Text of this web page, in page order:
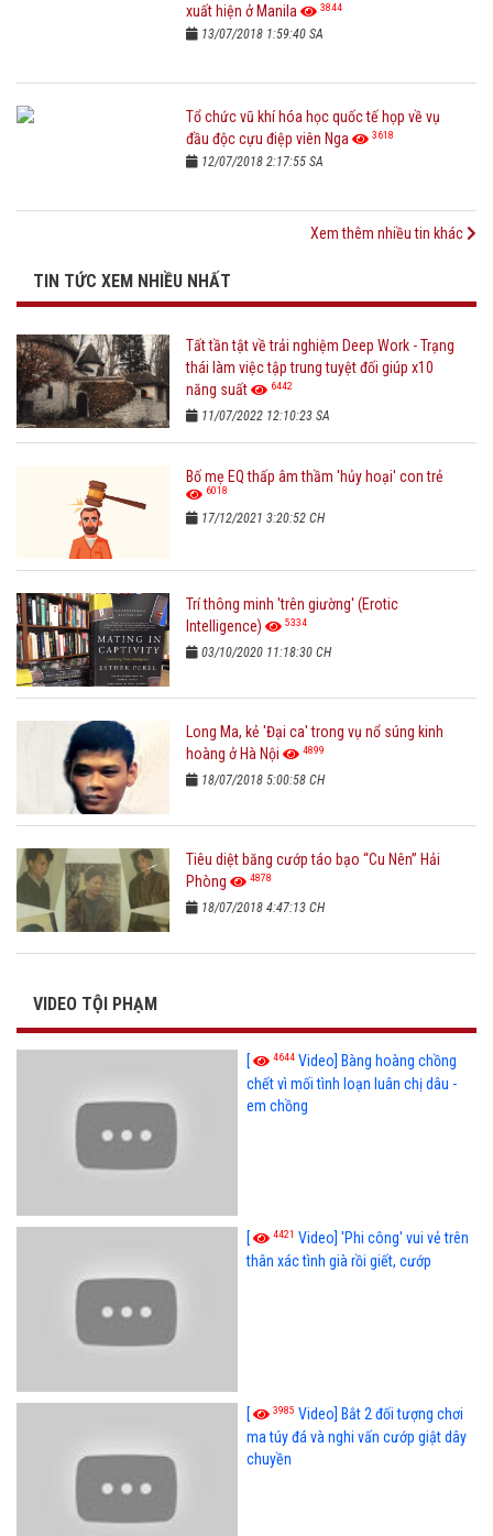
xuất hiện ở Manila
3844
13/07/2018 1:59:40 SA
Tổ chức vũ khí hóa học quốc tế họp về vụ
đầu độc cựu điệp viên Nga
3618
12/07/2018 2:17:55 SA
Xem thêm nhiều tin khác
TIN TỨC XEM NHIỀU NHẤT
Tất tần tật về trải nghiệm Deep Work - Trạng
thái làm việc tập trung tuyệt đối giúp x10
năng suất
6442
11/07/2022 12:10:23 SA
Bố mẹ EQ thấp âm thầm 'hủy hoại' con trẻ
6018
17/12/2021 3:20:52 CH
Trí thông minh 'trên giường' (Erotic
Intelligence)
5334
03/10/2020 11:18:30 CH
Long Ma, kẻ 'Đại ca' trong vụ nổ súng kinh
hoàng ở Hà Nội
4899
18/07/2018 5:00:58 CH
Tiêu diệt băng cướp táo bạo “Cu Nên” Hải
Phòng
4878
18/07/2018 4:47:13 CH
VIDEO TỘI PHẠM
[ 4644 Video] Bàng hoàng chồng
chết vì mối tình loạn luân chị dâu -
em chồng
[ 4421 Video] 'Phi công' vui vẻ trên
thân xác tình già rồi giết, cướp
[ 3985 Video] Bắt 2 đối tượng chơi
ma túy đá và nghi vấn cướp giật dây
chuyền